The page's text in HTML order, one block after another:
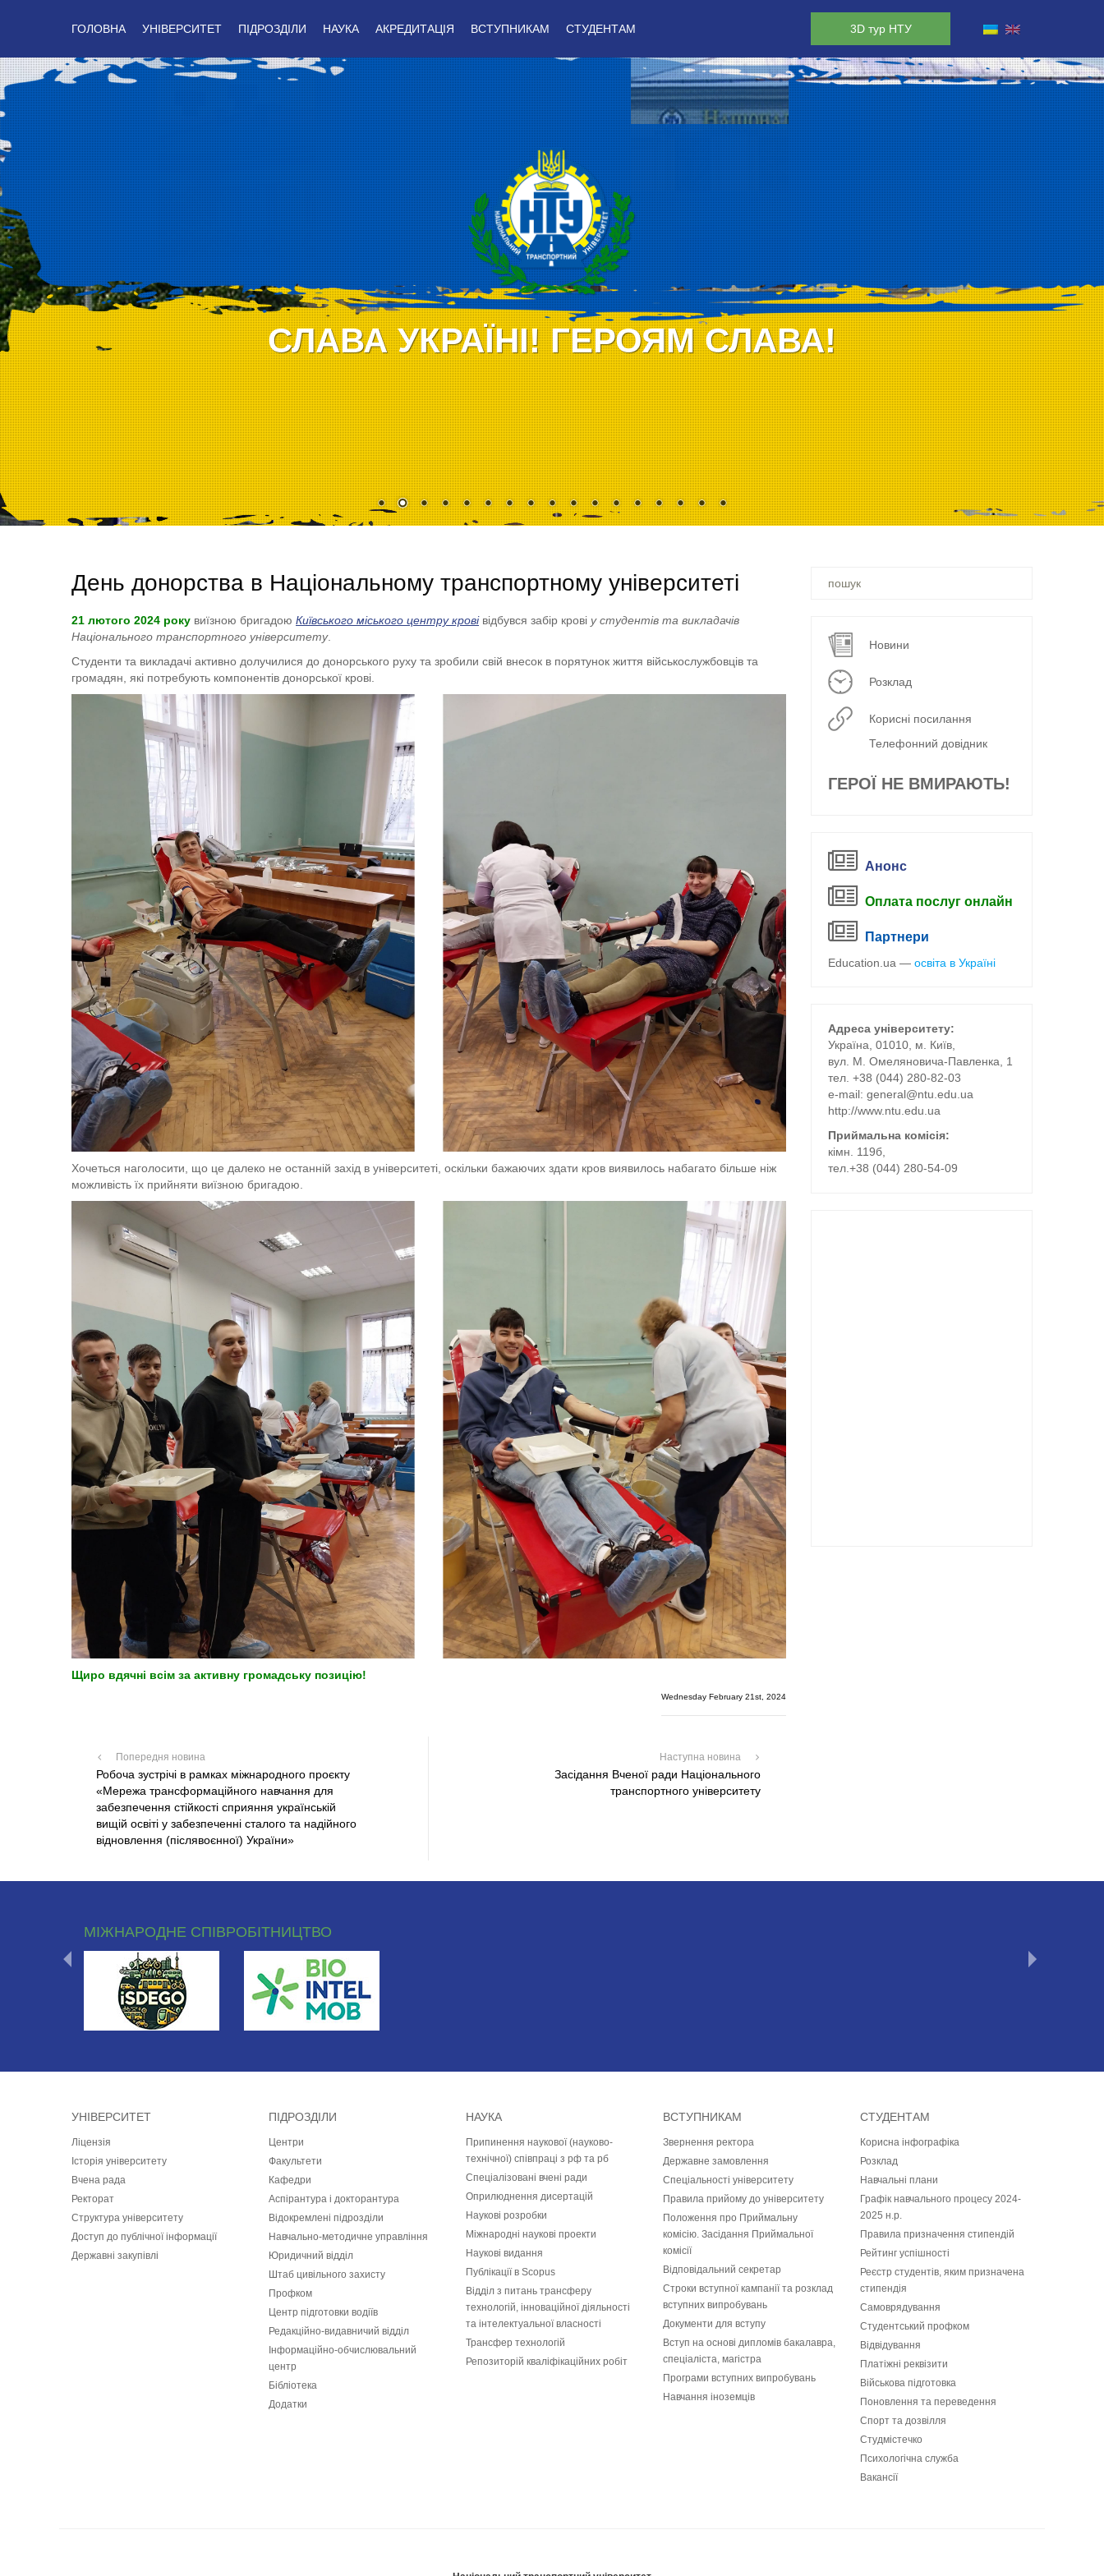
ГОЛОВНА УНІВЕРСИТЕТ ПІДРОЗДІЛИ НАУКА АКРЕДИТАЦІЯ ВСТУПНИКАМ СТУДЕНТАМ 3D тур НТУ
СЛАВА УКРАЇНІ! ГЕРОЯМ СЛАВА!
День донорства в Національному транспортному університеті
21 лютого 2024 року виїзною бригадою Київського міського центру кровівідбувся забір крові у студентів та викладачів
Національного транспортного університету.
Студенти та викладачі активно долучилися до донорського руху та зробили свій внесок в порятунок життя військослужбовців та
громадян, які потребують компонентів донорської крові.
Хочеться наголосити, що це далеко не останній захід в університеті, оскільки бажаючих здати кров виявилось набагато більше ніж
можливість їх прийняти виїзною бригадою.
Щиро вдячні всім за активну громадську позицію!
Wednesday February 21st, 2024
Попередня новина
Робоча зустрічі в рамках міжнародного проєкту
«Мережа трансформаційного навчання для
забезпечення стійкості сприяння українській
вищій освіті у забезпеченні сталого та надійного
відновлення (післявоєнної) України»
Наступна новина
Засідання Вченої ради Національного
транспортного університету
шукали
Новини
Розклад
Корисні посилання
Телефонний довідник
ГЕРОЇ НЕ ВМИРАЮТЬ!
Анонс
Оплата послуг онлайн
Партнери
Education.ua — освіта в Україні
Адреса університету:
Україна, 01010, м. Київ,
вул. М. Омеляновича-Павленка, 1
тел. +38 (044) 280-82-03
е-mail: general@ntu.edu.ua
http://www.ntu.edu.ua
Приймальна комісія:
кімн. 119б,
тел.+38 (044) 280-54-09
МІЖНАРОДНЕ СПІВРОБІТНИЦТВО
УНІВЕРСИТЕТ
Ліцензія
Історія університету
Вчена рада
Ректорат
Структура університету
Доступ до публічної інформації
Державні закупівлі
ПІДРОЗДІЛИ
Центри
Факультети
Кафедри
Аспірантура і докторантура
Відокремлені підрозділи
Навчально-методичне управління
Юридичний відділ
Штаб цивільного захисту
Профком
Центр підготовки водіїв
Редакційно-видавничий відділ
Інформаційно-обчислювальний
центр
Бібліотека
Додатки
НАУКА
Припинення наукової (науково-
технічної) співпраці з рф та рб
Спеціалізовані вчені ради
Оприлюднення дисертацій
Наукові розробки
Міжнародні наукові проекти
Наукові видання
Публікації в Scopus
Відділ з питань трансферу
технологій, інноваційної діяльності
та інтелектуальної власності
Трансфер технологій
Репозиторій кваліфікаційних робіт
ВСТУПНИКАМ
Звернення ректора
Державне замовлення
Спеціальності університету
Правила прийому до університету
Положення про Приймальну
комісію. Засідання Приймальної
комісії
Відповідальний секретар
Строки вступної кампанії та розклад
вступних випробувань
Документи для вступу
Вступ на основі дипломів бакалавра,
спеціаліста, магістра
Програми вступних випробувань
Навчання іноземців
СТУДЕНТАМ
Корисна інфографіка
Розклад
Навчальні плани
Графiк навчального процесу 2024-
2025 н.р.
Правила призначення стипендій
Рейтинг успішності
Реєстр студентів, яким призначена
стипендія
Самоврядування
Студентський профком
Відвідування
Платіжні реквізити
Військова підготовка
Поновлення та переведення
Спорт та дозвілля
Студмістечко
Психологічна служба
Вакансії